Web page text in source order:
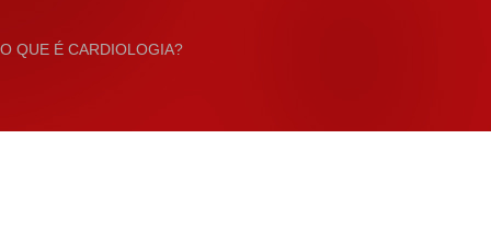
O QUE É CARDIOLOGIA?